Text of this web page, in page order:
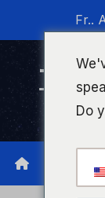
wechseln
Fr..
Do